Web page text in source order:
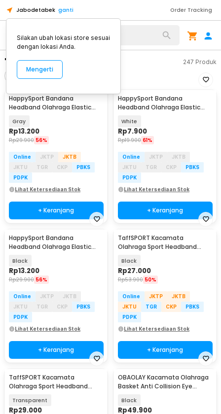
Jabodetabek ganti Order Tracking
"bandana olahraga" 247 Produk
Urutkan
HappySport Bandana
Headband Olahraga Elastic
Gray
Rp13.200
Rp29.900 56%
Online JKTP
JKTB
JKTU
TGR CKP
PBKS
PDPK
Lihat Ketersediaan Stok
+ Keranjang
HappySport Bandana
Headband Olahraga Elastic
White
Rp7.900
Rp19.900 61%
Online JKTP
JKTB
JKTU
TGR CKP
PBKS
PDPK
Lihat Ketersediaan Stok
+ Keranjang
HappySport Bandana
Headband Olahraga Elastic
Black
Rp13.200
Rp29.900 56%
Online JKTP
JKTB
JKTU
TGR CKP
PBKS
PDPK
Lihat Ketersediaan Stok
+ Keranjang
TaffSPORT Kacamata
Olahraga Sport Headband
Black
Rp27.000
Rp53.900 50%
Online JKTP
JKTB
JKTU
TGR CKP
PBKS
PDPK
Lihat Ketersediaan Stok
+ Keranjang
TaffSPORT Kacamata
Olahraga Sport Headband
Transparent
Rp29.000
OBAOLAY Kacamata Olahraga
Basket Anti Collision Eye
Black
Rp49.900
Silakan ubah lokasi store sesuai
dengan lokasi Anda.
Mengerti